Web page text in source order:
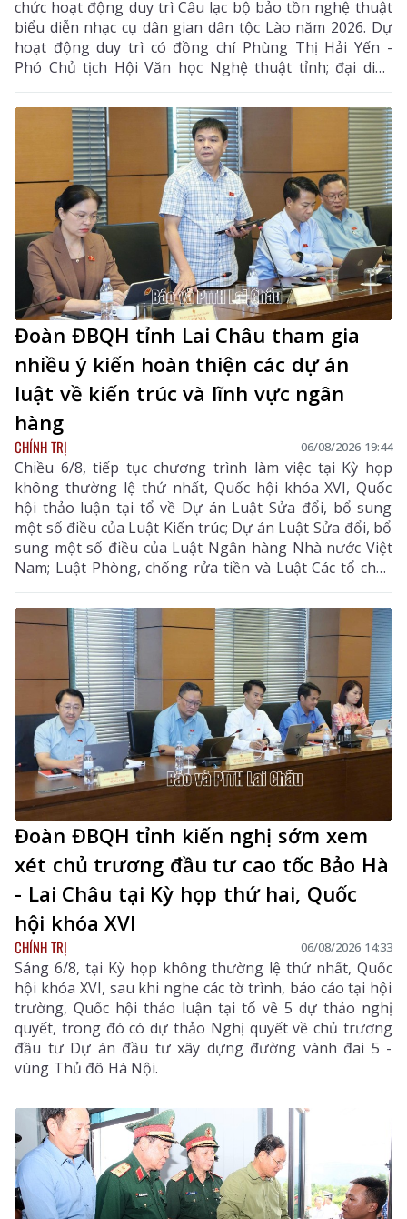
chức hoạt động duy trì Câu lạc bộ bảo tồn nghệ thuật
biểu diễn nhạc cụ dân gian dân tộc Lào năm 2026. Dự
hoạt động duy trì có đồng chí Phùng Thị Hải Yến -
Phó Chủ tịch Hội Văn học Nghệ thuật tỉnh; đại diện
Phòng Văn hóa - Xã hội xã Bản Bo và 24 thành viên
câu lạc bộ.
Đoàn ĐBQH tỉnh Lai Châu tham gia
nhiều ý kiến hoàn thiện các dự án
luật về kiến trúc và lĩnh vực ngân
hàng
CHÍNH TRỊ 06/08/2026 19:44
Chiều 6/8, tiếp tục chương trình làm việc tại Kỳ họp
không thường lệ thứ nhất, Quốc hội khóa XVI, Quốc
hội thảo luận tại tổ về Dự án Luật Sửa đổi, bổ sung
một số điều của Luật Kiến trúc; Dự án Luật Sửa đổi, bổ
sung một số điều của Luật Ngân hàng Nhà nước Việt
Nam; Luật Phòng, chống rửa tiền và Luật Các tổ chức
tín dụng; Dự thảo Nghị quyết của Quốc hội về công tác
phòng, chống tội phạm và vi phạm pháp luật, công tác
của Viện kiểm sát nhân dân, Tòa án nhân dân và công
tác thi hành án. Đồng chí Sùng A Hồ - Phó Bí thư Tỉnh
ủy, Trưởng Đoàn ĐBQH tỉnh Lai Châu chủ trì phiên
thảo luận tại tổ.
Đoàn ĐBQH tỉnh kiến nghị sớm xem
xét chủ trương đầu tư cao tốc Bảo Hà
- Lai Châu tại Kỳ họp thứ hai, Quốc
hội khóa XVI
CHÍNH TRỊ 06/08/2026 14:33
Sáng 6/8, tại Kỳ họp không thường lệ thứ nhất, Quốc
hội khóa XVI, sau khi nghe các tờ trình, báo cáo tại hội
trường, Quốc hội thảo luận tại tổ về 5 dự thảo nghị
quyết, trong đó có dự thảo Nghị quyết về chủ trương
đầu tư Dự án đầu tư xây dựng đường vành đai 5 -
vùng Thủ đô Hà Nội.